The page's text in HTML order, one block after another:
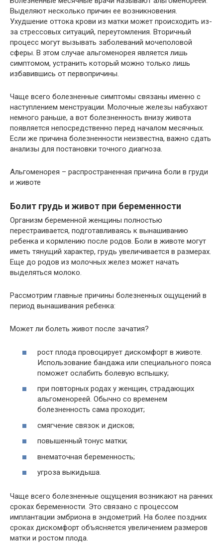
Выделяют несколько причин ее возникновения.
Ухудшение оттока крови из матки может происходить из-
за стрессовых ситуаций, переутомления. Вторичный
процесс могут вызывать заболеваний мочеполовой
сферы. В этом случае альгоменорея является лишь
симптомом, устранить который можно только лишь
избавившись от первопричины.
Чаще всего болезненные симптомы связаны именно с
наступлением менструации. Молочные железы набухают
немного раньше, а вот болезненность внизу живота
появляется непосредственно перед началом месячных.
Если же причина болезненности неизвестна, важно сдать
анализы для постановки точного диагноза.
Альгоменорея – распространенная причина боли в груди
и животе
Болит грудь и живот при беременности
Организм беременной женщины полностью
перестраивается, подготавливаясь к вынашиванию
ребенка и кормлению после родов. Боли в животе могут
иметь тянущий характер, грудь увеличивается в размерах.
Еще до родов из молочных желез может начать
выделяться молоко.
Рассмотрим главные причины болезненных ощущений в
период вынашивания ребенка:
Может ли болеть живот после зачатия?
рост плода провоцирует дискомфорт в животе.
Использование бандажа или специального пояса
поможет ослабить болевую вспышку;
при повторных родах у женщин, страдающих
альгоменореей. Обычно со временем
болезненность сама проходит;
смягчение связок и дисков;
повышенный тонус матки;
внематочная беременность;
угроза выкидыша.
Чаще всего болезненные ощущения возникают на ранних
сроках беременности. Это связано с процессом
имплантации эмбриона в эндометрий. На более поздних
сроках дискомфорт объясняется увеличением размеров
матки и ростом плода.